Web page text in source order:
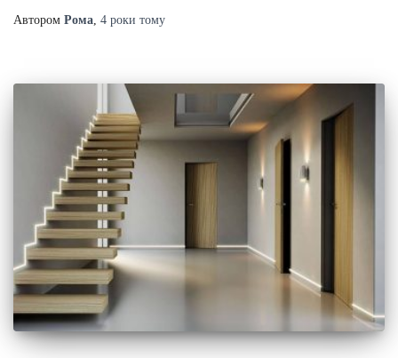
Автором Рома, 4 роки тому